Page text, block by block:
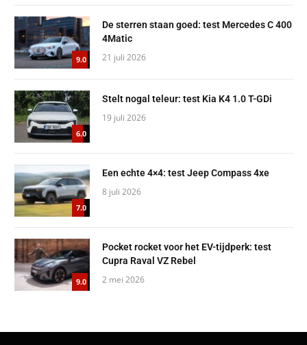
9.0
De sterren staan goed: test Mercedes C 400
4Matic
21 juli 2026
6.0
Stelt nogal teleur: test Kia K4 1.0 T-GDi
19 juli 2026
7.0
Een echte 4×4: test Jeep Compass 4xe
8 juli 2026
9.0
Pocket rocket voor het EV-tijdperk: test
Cupra Raval VZ Rebel
2 mei 2026